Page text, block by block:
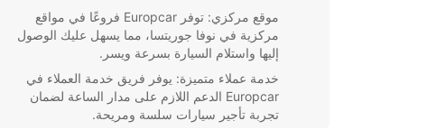
موقع مركزي: توفر Europcar فروعًا في مواقع
مركزية في نوفا جوريتسا، مما يسهل عليك الوصول
إليها واستلام السيارة بسرعة ويسر.
خدمة عملاء متميزة: يوفر فريق خدمة العملاء في
Europcar الدعم اللازم على مدار الساعة لضمان
تجربة تأجير سيارات سلسة ومريحة.